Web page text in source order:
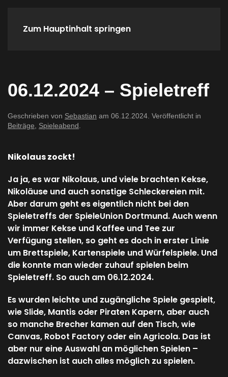
Zum Hauptinhalt springen
Home
06.12.2024 – Spieletreff
Geschrieben von Sebastian am 06.12.2024. Veröffentlicht in
Beiträge, Spieleabend.
Nikolaus zockt!
Ja ja, es war Nikolaus, und viele brachten Kekse,
Nikoläuse und auch sonstige Schleckereien mit.
Aber darum geht es eigentlich nicht bei den
Spieletreffs der SpieleUnion Dortmund. Auch wenn
wir immer Kekse und Kaffee und Tee zur
Verfügung stellen, so geht es doch in erster Linie
um Brettspiele, Kartenspiele und Würfelspiele. Und
die konnte man wieder zuhauf spielen beim
Spieletreff. So auch am 06.12.2024.
Es wurden leichte und zugängliche Spiele gespielt,
wie Slide, Mantis oder Piraten Kapern, aber auch
so manche Brecher kamen auf den Tisch, wie
Canvas, Robot Factory oder ein Agricola. Das ist
aber nur eine Auswahl an möglichen Spielen –
dazwischen ist auch alles möglich zu spielen.